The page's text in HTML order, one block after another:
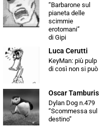
“Barbarone sul
pianeta delle
scimmie
erotomani”
di Gipi
Luca Cerutti
KeyMan: più pulp
di così non si può
Oscar Tamburis
Dylan Dog n.479
“Scommessa sul
destino”